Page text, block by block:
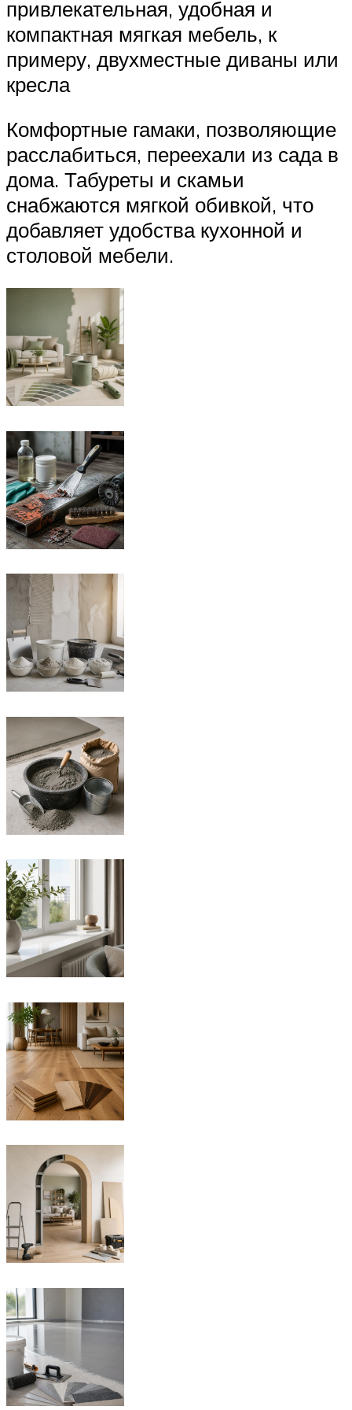
привлекательная, удобная и
компактная мягкая мебель, к
примеру, двухместные диваны или
кресла
Комфортные гамаки, позволяющие
расслабиться, переехали из сада в
дома. Табуреты и скамьи
снабжаются мягкой обивкой, что
добавляет удобства кухонной и
столовой мебели.